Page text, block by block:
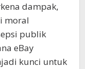
dampak,
moral
publik
eBay
kunci untuk